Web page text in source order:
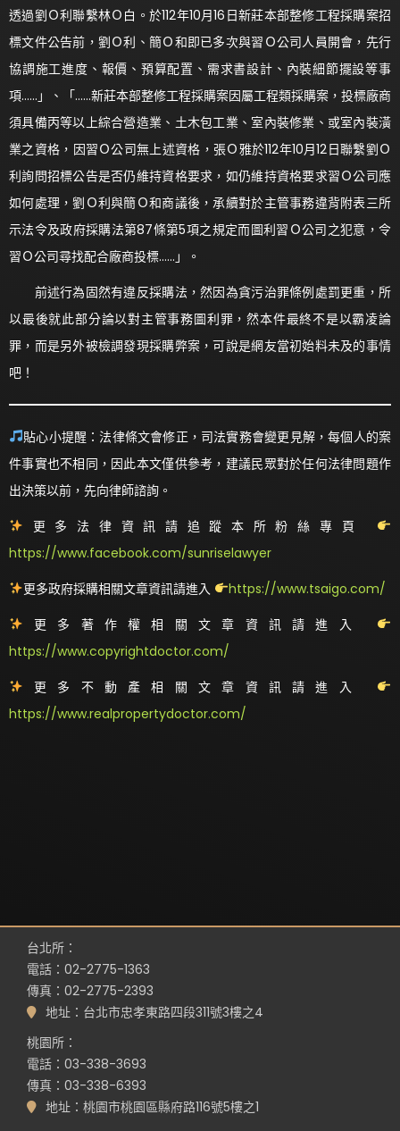
透過劉Ｏ利聯繫林Ｏ白。於112年10月16日新莊本部整修工程採購案招
標文件公告前，劉Ｏ利、簡Ｏ和即已多次與習Ｏ公司人員開會，先行
協調施工進度、報價、預算配置、需求書設計、內裝細節擺設等事
項……」、「……新莊本部整修工程採購案因屬工程類採購案，投標廠商
須具備丙等以上綜合營造業、土木包工業、室內裝修業、或室內裝潢
業之資格，因習Ｏ公司無上述資格，張Ｏ雅於112年10月12日聯繫劉Ｏ
利詢問招標公告是否仍維持資格要求，如仍維持資格要求習Ｏ公司應
如何處理，劉Ｏ利與簡Ｏ和商議後，承續對於主管事務違背附表三所
示法令及政府採購法第87條第5項之規定而圖利習Ｏ公司之犯意，令
習Ｏ公司尋找配合廠商投標……」。
前述行為固然有違反採購法，然因為貪污治罪條例處罰更重，所
以最後就此部分論以對主管事務圖利罪，然本件最終不是以霸凌論
罪，而是另外被檢調發現採購弊案，可說是網友當初始料未及的事情
吧！
貼心小提醒：法律條文會修正，司法實務會變更見解，每個人的案
件事實也不相同，因此本文僅供參考，建議民眾對於任何法律問題作
出決策以前，先向律師諮詢。
更多法律資訊請追蹤本所粉絲專頁
https://www.facebook.com/sunriselawyer
更多政府採購相關文章資訊請進入
https://www.tsaigo.com/
更多著作權相關文章資訊請進入
https://www.copyrightdoctor.com/
更多不動產相關文章資訊請進入
https://www.realpropertydoctor.com/
台北所：
電話：02-2775-1363
傳真：02-2775-2393
地址：台北市忠孝東路四段311號3樓之4
桃園所：
電話：03-338-3693
傳真：03-338-6393
地址：桃園市桃園區縣府路116號5樓之1